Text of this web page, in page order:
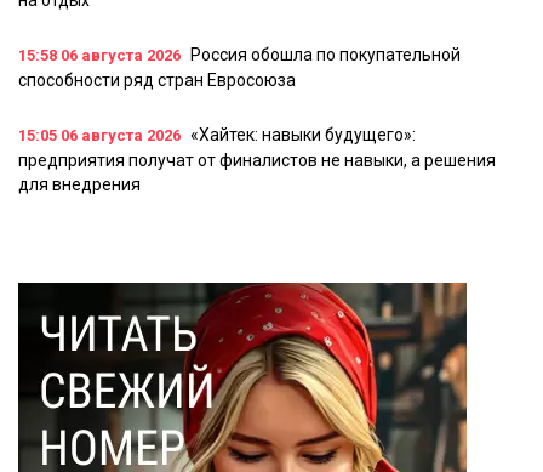
15:58 06 августа 2026
Россия обошла по покупательной
способности ряд стран Евросоюза
15:05 06 августа 2026 «Хайтек: навыки будущего»:
предприятия получат от финалистов не навыки, а решения
для внедрения